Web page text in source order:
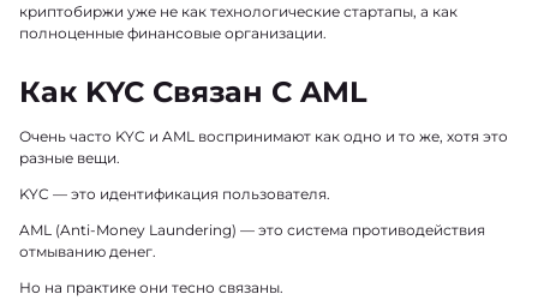
криптобиржи уже не как технологические стартапы, а как
полноценные финансовые организации.
Как KYC Связан С AML
Очень часто KYC и AML воспринимают как одно и то же, хотя это
разные вещи.
KYC — это идентификация пользователя.
AML (Anti-Money Laundering) — это система противодействия
отмыванию денег.
Но на практике они тесно связаны.